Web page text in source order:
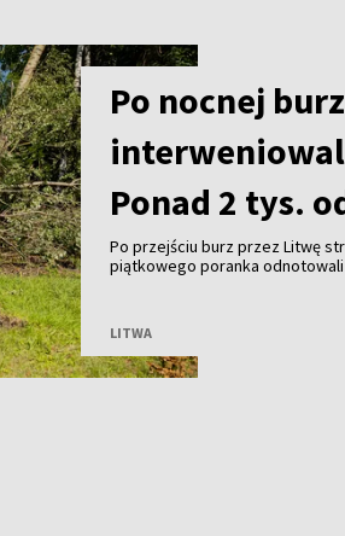
Po nocnej
Ponad 2 tys.
Po przejściu burz przez Litwę
piątkowego poranka
LITWA